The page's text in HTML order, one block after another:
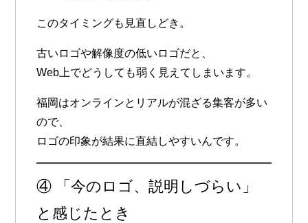
このタイミングも見直しどき。
古いロゴや解像度の低いロゴだと、
Web上でどうしても弱く見えてしまいます。
福岡はオンラインとリアルが混ざる集客が多い
ので、
ロゴの印象が結果に直結しやすいんです。
④ 「今のロゴ、説明しづらい」
と感じたとき